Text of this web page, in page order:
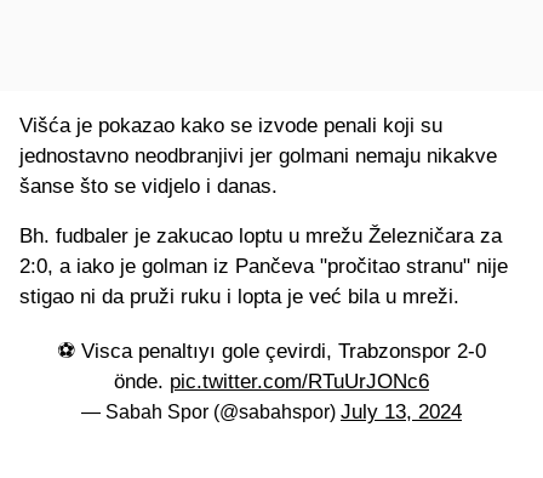
Višća je pokazao kako se izvode penali koji su
jednostavno neodbranjivi jer golmani nemaju nikakve
šanse što se vidjelo i danas.
Bh. fudbaler je zakucao loptu u mrežu Železničara za
2:0, a iako je golman iz Pančeva "pročitao stranu" nije
stigao ni da pruži ruku i lopta je već bila u mreži.
⚽️ Visca penaltıyı gole çevirdi, Trabzonspor 2-0
önde. pic.twitter.com/RTuUrJONc6
— Sabah Spor (@sabahspor) July 13, 2024